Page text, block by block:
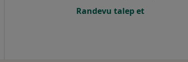
Randevu talep et